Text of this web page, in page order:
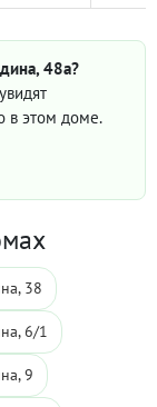
48а?
в этом доме.
38
6/1
9